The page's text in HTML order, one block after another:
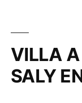
VILLA
SALY